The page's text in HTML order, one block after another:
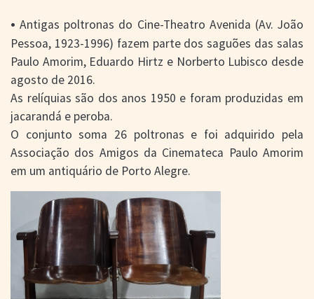
• Antigas poltronas do Cine-Theatro Avenida (Av. João
Pessoa, 1923-1996) fazem parte dos saguões das salas
Paulo Amorim, Eduardo Hirtz e Norberto Lubisco desde
agosto de 2016.
As relíquias são dos anos 1950 e foram produzidas em
jacarandá e peroba.
O conjunto soma 26 poltronas e foi adquirido pela
Associação dos Amigos da Cinemateca Paulo Amorim
em um antiquário de Porto Alegre.